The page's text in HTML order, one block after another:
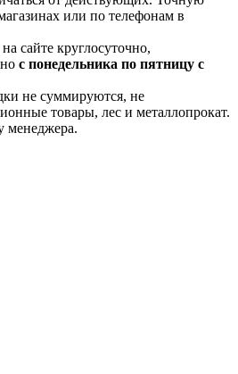
или по телефонам в
сайте круглосуточно,
с понедельника по пятницу с
не суммируются, не
товары, лес и металлопрокат.
менеджера.